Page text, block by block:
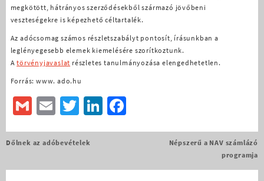
megkötött, hátrányos szerződésekből származó jövőbeni
veszteségekre is képezhető céltartalék.
Az adócsomag számos részletszabályt pontosít, írásunkban a
leglényegesebb elemek kiemelésére szorítkoztunk.
Atörvényjavaslat részletes tanulmányozása elengedhetetlen.
Forrás: www. ado.hu
GmailEmailTwitterLinkedIn
Facebook
Bejegyzés
Dőlnek az adóbevételek
Népszerű a NAV számlázó
programja